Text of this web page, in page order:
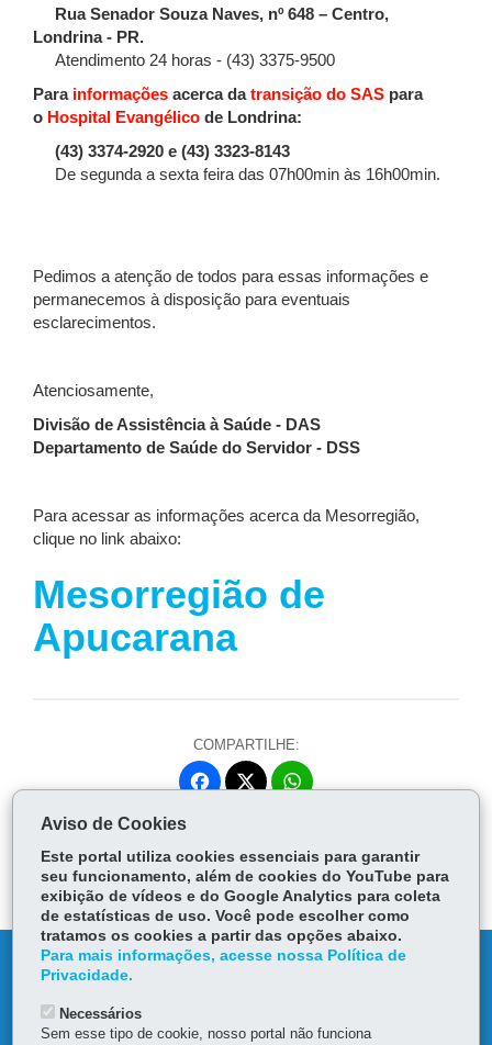
Rua Senador Souza Naves, nº 648 – Centro,
Londrina - PR.
Atendimento 24 horas - (43) 3375-9500
Para informações acerca datransição do SAS para
o Hospital Evangélico de Londrina:
(43) 3374-2920 e (43) 3323-8143
De segunda a sexta feira das 07h00min às 16h00min.
Pedimos a atenção de todos para essas informações e
permanecemos à disposição para eventuais
esclarecimentos.
Atenciosamente,
Divisão de Assistência à Saúde - DAS
Departamento de Saúde do Servidor - DSS
Para acessar as informações acerca da Mesorregião,
clique no link abaixo:
Mesorregião de
Apucarana
COMPARTILHE:
Fa
ok
itt
er
Ap
p
DENUNCIE CORRUPÇÃO
OUVIDORIA
Aviso de Cookies
Este portal utiliza cookies essenciais para garantir
seu funcionamento, além de cookies do YouTube para
exibição de vídeos e do Google Analytics para coleta
de estatísticas de uso. Você pode escolher como
tratamos os cookies a partir das opções abaixo.
Para mais informações, acesse nossa Política de
Privacidade.
Necessários
Sem esse tipo de cookie, nosso portal não funciona